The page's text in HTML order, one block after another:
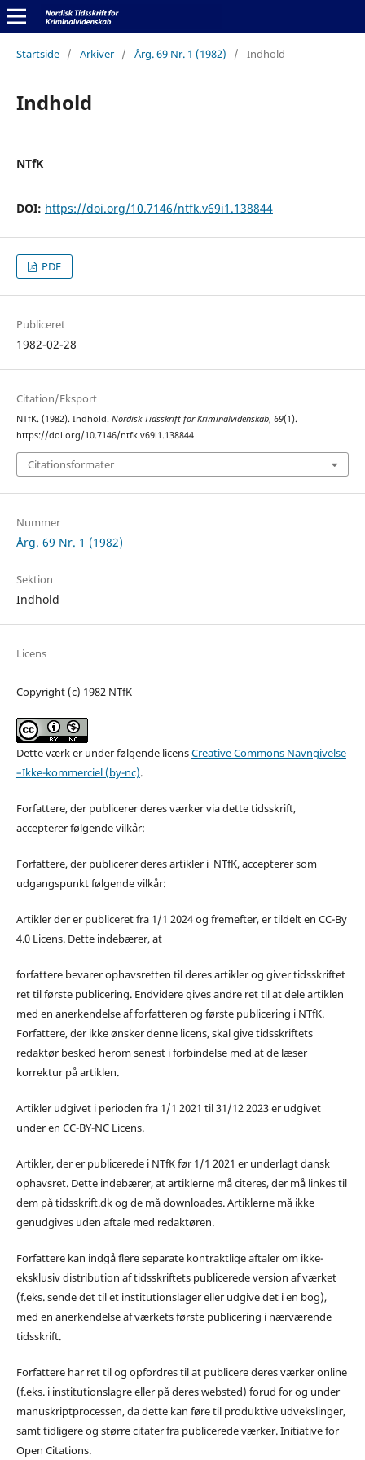
Startside / Arkiver / Årg. 69 Nr. 1 (1982) / Indhold
Indhold
NTfK
DOI: https://doi.org/10.7146/ntfk.v69i1.138844
PDF
Publiceret
1982-02-28
Citation/Eksport
NTfK. (1982). Indhold. Nordisk Tidsskrift for Kriminalvidenskab, 69(1).
https://doi.org/10.7146/ntfk.v69i1.138844
Citationsformater
Nummer
Årg. 69 Nr. 1 (1982)
Sektion
Indhold
Licens
Copyright (c) 1982 NTfK
Dette værk er under følgende licensCreative Commons Navngivelse
–Ikke-kommerciel (by-nc).
Forfattere, der publicerer deres værker via dette tidsskrift,
accepterer følgende vilkår:
Forfattere, der publicerer deres artikler i NTfK, accepterer som
udgangspunkt følgende vilkår:
Artikler der er publiceret fra 1/1 2024 og fremefter, er tildelt en CC-By
4.0 Licens. Dette indebærer, at
forfattere bevarer ophavsretten til deres artikler og giver tidsskriftet
ret til første publicering. Endvidere gives andre ret til at dele artiklen
med en anerkendelse af forfatteren og første publicering i NTfK.
Forfattere, der ikke ønsker denne licens, skal give tidsskriftets
redaktør besked herom senest i forbindelse med at de læser
korrektur på artiklen.
Artikler udgivet i perioden fra 1/1 2021 til 31/12 2023 er udgivet
under en CC-BY-NC Licens.
Artikler, der er publicerede i NTfK før 1/1 2021 er underlagt dansk
ophavsret. Dette indebærer, at artiklerne må citeres, der må linkes til
dem på tidsskrift.dk og de må downloades. Artiklerne må ikke
genudgives uden aftale med redaktøren.
Forfattere kan indgå flere separate kontraktlige aftaler om ikke-
eksklusiv distribution af tidsskriftets publicerede version af værket
(f.eks. sende det til et institutionslager eller udgive det i en bog),
med en anerkendelse af værkets første publicering i nærværende
tidsskrift.
Forfattere har ret til og opfordres til at publicere deres værker online
(f.eks. i institutionslagre eller på deres websted) forud for og under
manuskriptprocessen, da dette kan føre til produktive udvekslinger,
samt tidligere og større citater fra publicerede værker. Initiative for
Open Citations.